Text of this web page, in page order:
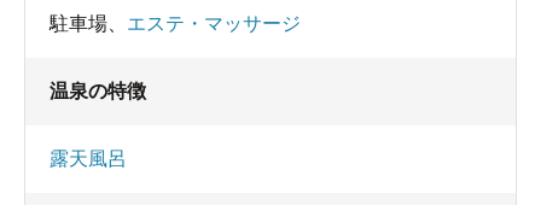
駐車場 エステ・マッサージ
温泉の特徴
露天風呂